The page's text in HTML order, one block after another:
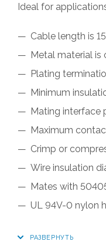
Ideal for
Cable length is
Metal material is
Plating
Minimum
Mating interface
Maximum
Crimp or
Wire insulation
Mates with
UL 94V-0 nylon